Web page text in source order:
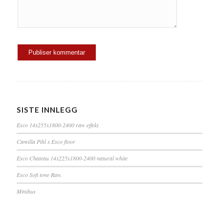
SISTE INNLEGG
Esco 14x255x1800-2400 raw effekt.
Camilla Pihl x Esco floor
Esco Chateau 14x225x1800-2400 natural white
Esco Soft tone Raw.
Minihus